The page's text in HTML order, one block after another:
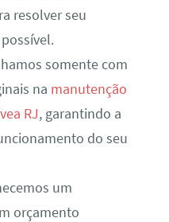
resolver seu
somente com
na manutenção
RJ, garantindo a
do seu
um
orçamento